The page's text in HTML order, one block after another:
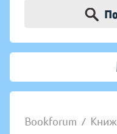
Bookforum /